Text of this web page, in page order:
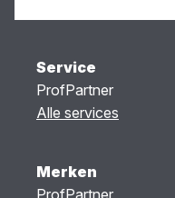
Service
ProfPartner
Alle services
Merken
ProfPartner